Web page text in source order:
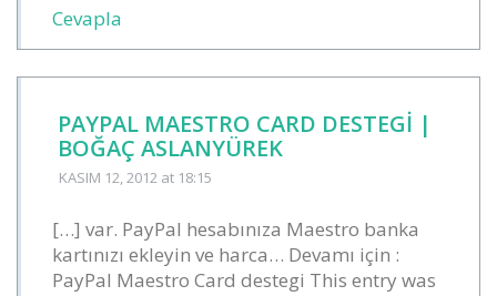
Cevapla
PAYPAL MAESTRO CARD DESTEGI |
BOĞAÇ ASLANYÜREK
KASIM 12, 2012 at 18:15
[…] var. PayPal hesabınıza Maestro banka
kartınızı ekleyin ve harca… Devamı için :
PayPal Maestro Card destegi This entry was